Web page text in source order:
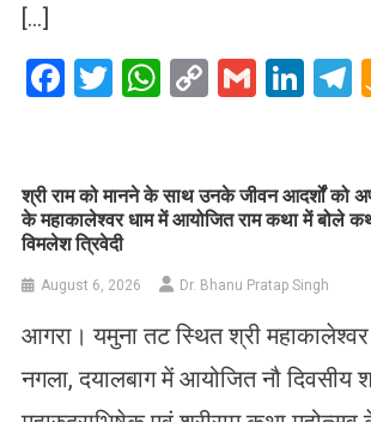
[…]
Facebook
Twitter
WhatsApp
CopyGmail
​श्री राम को मानने के साथ उनके जीवन आदर्शों को
के महाकालेश्वर धाम में आयोजित राम कथा में बोले
विमलेश त्रिवेदी
August 6, 2026 Dr. Bhanu Pratap Singh
आगरा। यमुना तट स्थित श्री महाकालेश्वर
नगला, दयालबाग में आयोजित नौ दिवसीय